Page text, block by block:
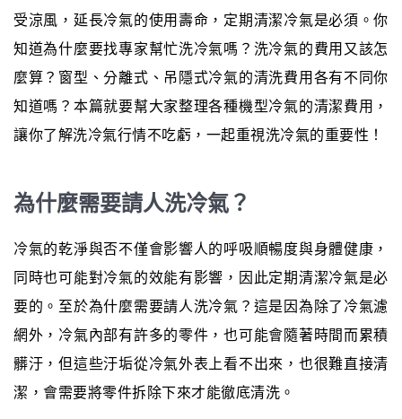
受涼風，延長冷氣的使用壽命，定期清潔冷氣是必須。你
知道為什麼要找專家幫忙洗冷氣嗎？洗冷氣的費用又該怎
麼算？窗型、分離式、吊隱式冷氣的清洗費用各有不同你
知道嗎？本篇就要幫大家整理各種機型冷氣的清潔費用，
讓你了解洗冷氣行情不吃虧，一起重視洗冷氣的重要性！
為什麼需要請人洗冷氣？
冷氣的乾淨與否不僅會影響人的呼吸順暢度與身體健康，
同時也可能對冷氣的效能有影響，因此定期清潔冷氣是必
要的。至於為什麼需要請人洗冷氣？這是因為除了冷氣濾
網外，冷氣內部有許多的零件，也可能會隨著時間而累積
髒汙，但這些汙垢從冷氣外表上看不出來，也很難直接清
潔，會需要將零件拆除下來才能徹底清洗。